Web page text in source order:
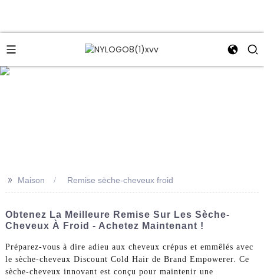
>> Maison Remise sèche-cheveux froid
Obtenez La Meilleure Remise Sur Les Sèche-
Cheveux À Froid - Achetez Maintenant !
Préparez-vous à dire adieu aux cheveux crépus et emmêlés avec
le sèche-cheveux Discount Cold Hair de Brand Empowerer. Ce
sèche-cheveux innovant est conçu pour maintenir une